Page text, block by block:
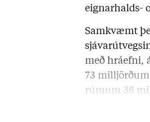
eignarhalds-
Samkvæmt
með hráefni,
73
rúmum 38